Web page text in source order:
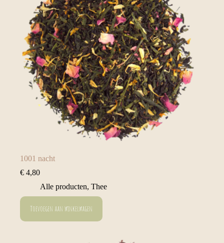
1001 nacht
€ 4,80
Alle producten, Thee
Toevoegen aan winkelwagen